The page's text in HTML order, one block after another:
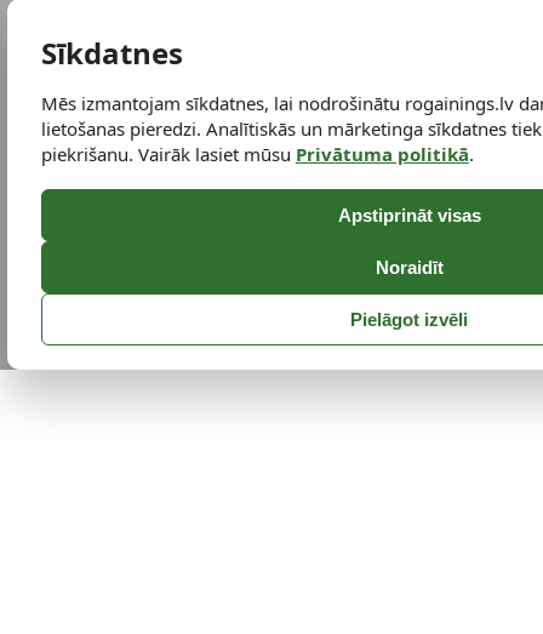
Sīkdatnes
Mēs izmantojam sīkdatnes, lai nodrošinātu rogainings.lv
lietošanas pieredzi. Analītiskās un mārketinga sīkdatnes
piekrišanu. Vairāk lasiet mūsu Privātuma politikā.
Apstiprināt visas
Noraidīt
Pielāgot izvēli